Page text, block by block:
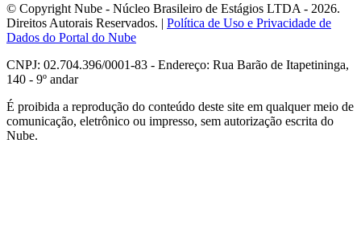
© Copyright Nube - Núcleo Brasileiro de Estágios LTDA - 2026.
Direitos Autorais Reservados. | Política de Uso e Privacidade de
Dados do Portal do Nube
CNPJ: 02.704.396/0001-83 - Endereço: Rua Barão de Itapetininga,
140 - 9º andar
É proibida a reprodução do conteúdo deste site em qualquer meio de
comunicação, eletrônico ou impresso, sem autorização escrita do
Nube.